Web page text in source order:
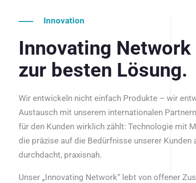
Innovation
Innovating Network
zur besten Lösung.
Wir entwickeln nicht einfach Produkte – wir
Austausch mit unserem internationalen
für den Kunden wirklich zählt: Technologie mit
die präzise auf die Bedürfnisse unserer
durchdacht, praxisnah.
Unser „Innovating Network“ lebt von offener